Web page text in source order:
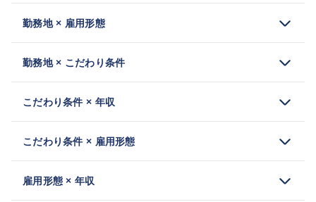
勤務地 × 雇用形態
勤務地 × こだわり条件
こだわり条件 × 年収
こだわり条件 × 雇用形態
雇用形態 × 年収